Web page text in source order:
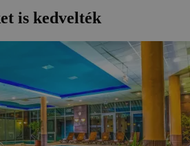
is kedvelték